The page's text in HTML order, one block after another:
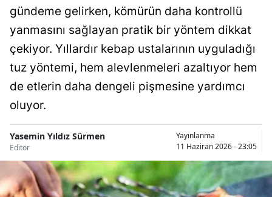
Aydın
Balıkesir
Bilecik
Bingöl
Bolu
Burdur
Bursa
gündeme gelirken, kömürün daha kontrollü
yanmasını sağlayan pratik bir yöntem dikkat
çekiyor. Yıllardır kebap ustalarının uyguladığı
tuz yöntemi, hem alevlenmeleri azaltıyor hem
de etlerin daha dengeli pişmesine yardımcı
oluyor.
Yasemin Yıldız Sürmen
Editör
Yayınlanma
11 Haziran 2026 - 23:05